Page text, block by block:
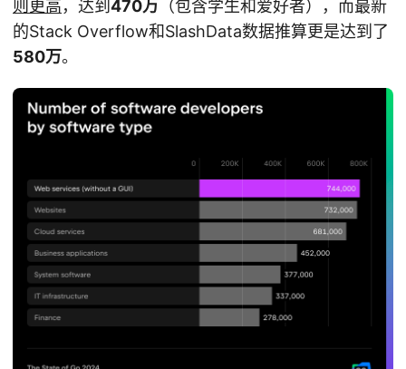
则更高，达到 470万 （包含学生和爱好者），而最新
的Stack Overflow和SlashData数据推算更是达到了
580万。